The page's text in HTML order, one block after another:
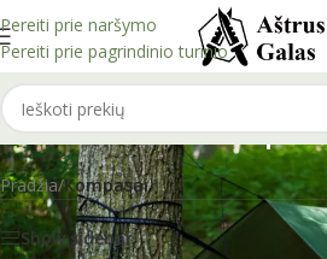
Pereiti prie naršymo
Pereiti prie pagrindinio turinio
Pradžia/Kompasai
Show sidebar